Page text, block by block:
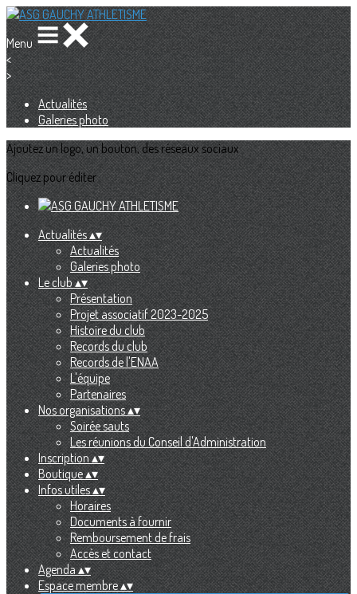
Menu
<
>
Actualités
Galeries photo
Ajoutez un logo, un bouton, des réseaux sociaux
Cliquez pour éditer
Actualités▴▾
Actualités
Galeries photo
Le club▴▾
Présentation
Projet associatif 2023-2025
Histoire du club
Records du club
Records de l'ENAA
L'équipe
Partenaires
Nos organisations▴▾
Soirée sauts
Les réunions du Conseil d'Administration
Inscription▴▾
Boutique▴▾
Infos utiles▴▾
Horaires
Documents à fournir
Remboursement de frais
Accès et contact
Agenda▴▾
Espace membre▴▾